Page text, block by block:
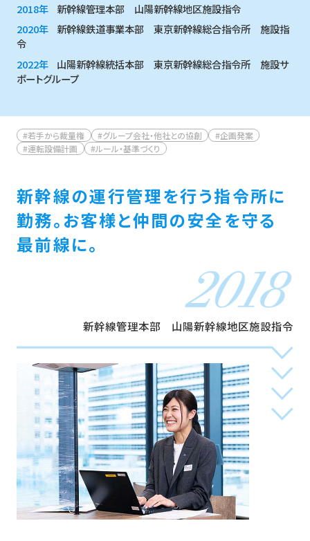
2018年
新幹線管理本部 山陽新幹線地区施設指令
2020年
新幹線鉄道事業本部 東京新幹線総合指令所 施設指
令
2022年
山陽新幹線統括本部 東京新幹線総合指令所 施設サ
ポートグループ
#若手から裁量権 #グループ会社・他社との協創
#企画発案
#運転設備計画
#ルール・基準づくり
新幹線の運行管理を行う指令所に
勤務。 お客様と仲間の安全を守る
最前線に。
新幹線管理本部 山陽新幹線地区施設指令